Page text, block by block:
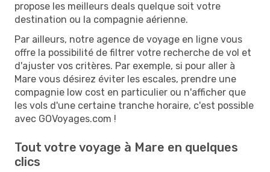
propose les meilleurs deals quelque soit votre
destination ou la compagnie aérienne.
Par ailleurs, notre agence de voyage en ligne vous
offre la possibilité de filtrer votre recherche de vol et
d'ajuster vos critères. Par exemple, si pour aller à
Mare vous désirez éviter les escales, prendre une
compagnie low cost en particulier ou n'afficher que
les vols d'une certaine tranche horaire, c'est possible
avec GOVoyages.com !
Tout votre voyage à Mare en quelques
clics